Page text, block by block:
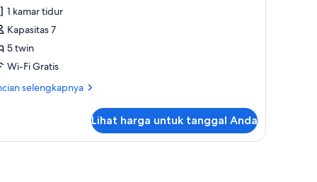
1 kamar tidur
Kapasitas 7
5 twin
Wi-Fi Gratis
selengkapnya
Lihat harga untuk tanggal Anda